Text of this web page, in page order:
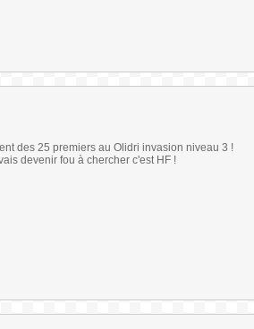
des 25 premiers au Olidri invasion niveau 3 !
devenir fou à chercher c'est HF !